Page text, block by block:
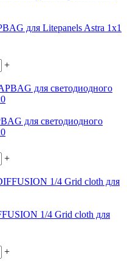
для Litepanels Astra 1x1
+
для светодиодного
+
1/4 Grid cloth для
+